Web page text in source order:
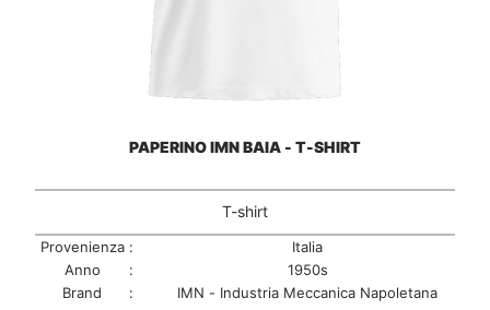
PAPERINO IMN BAIA - T-SHIRT
T-shirt
Provenienza :
Italia
Anno
:
1950s
Brand
: IMN - Industria Meccanica Napoletana